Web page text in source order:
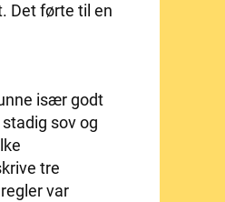
Det førte til en
især godt
sov og
tre
var